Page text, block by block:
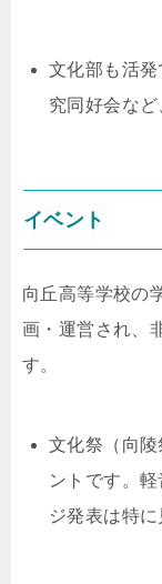
文化部も活
究同好会など
イベント
向丘高等学校の
画・運営され、
す。
文化祭（向
ントです。
ジ発表は特に